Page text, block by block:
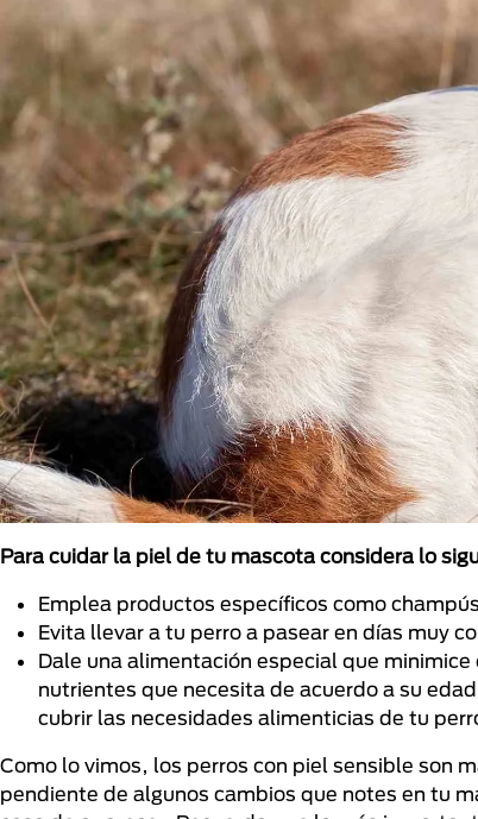
Para cuidar la piel de tu mascota considera lo
Emplea productos específicos como
Evita llevar a tu perro a pasear en días muy
Dale una alimentación especial que
nutrientes que necesita de acuerdo a su
cubrir las necesidades alimenticias de tu
Como lo vimos, los perros con piel sensible son
pendiente de algunos cambios que notes en tu